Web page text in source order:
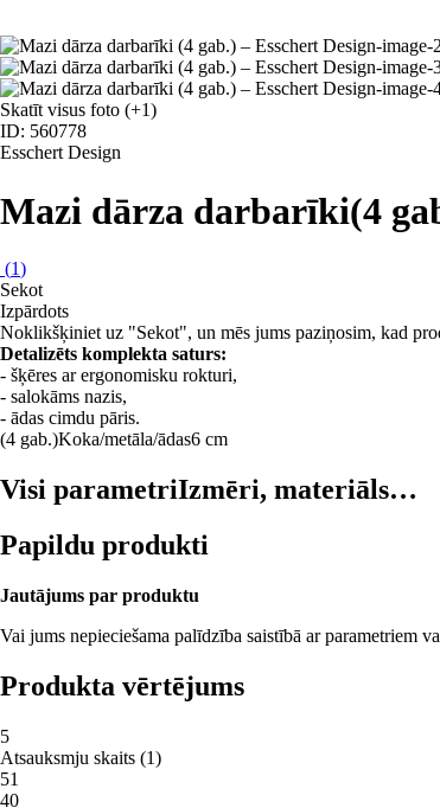
Skatīt visus foto (+1)
ID: 560778
Esschert Design
Mazi dārza darbarīki(4
(1)
Sekot
Izpārdots
Noklikšķiniet uz "Sekot", un mēs jums paziņosim, kad
Detalizēts komplekta saturs:
- šķēres ar ergonomisku rokturi,
- salokāms nazis,
- ādas cimdu pāris.
(4 gab.)Koka/metāla/ādas6 cm
Visi parametriIzmēri, materiāls…
Papildu produkti
Jautājums par produktu
Vai jums nepieciešama palīdzība saistībā ar parametriem
Produkta vērtējums
5
Atsauksmju skaits (1)
51
40